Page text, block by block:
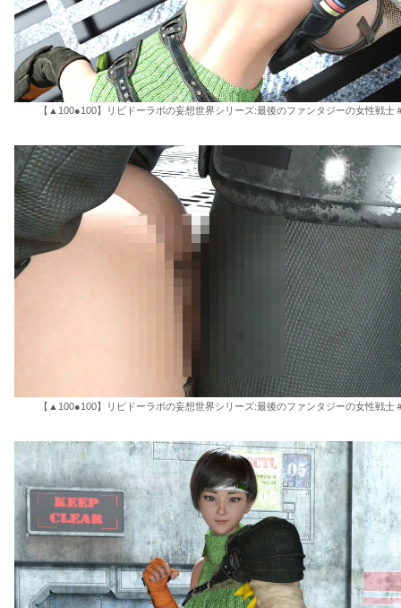
【▲100●100】リビドーラボの妄想世界シリーズ:最後のファンタジーの女性戦士
【▲100●100】リビドーラボの妄想世界シリーズ:最後のファンタジーの女性戦士